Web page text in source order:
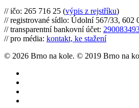
// ičo: 265 716 25 (výpis z rejstříku)
// registrované sídlo: Údolní 567/33, 602
// transparentní bankovní účet:
// pro média: kontakt, ke stažení
© 2026 Brno na kole. © 2019 Brno na